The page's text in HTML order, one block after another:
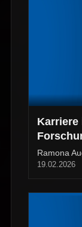
Karriere
Ramona
19.02.2026